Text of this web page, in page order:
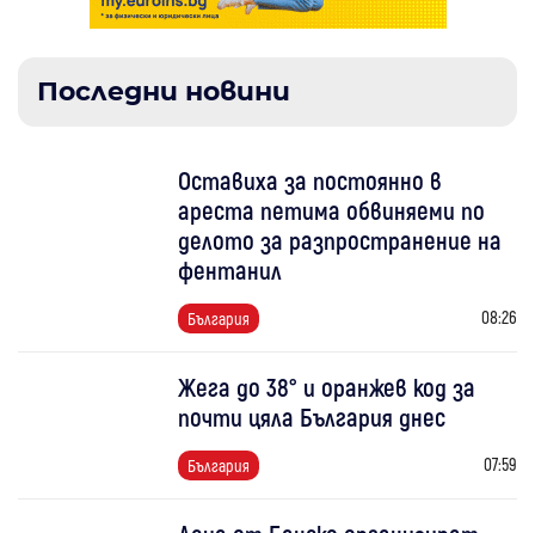
Последни новини
Оставиха за постоянно в
ареста петима обвиняеми по
делото за разпространение на
фентанил
България 08:26
Жега до 38° и оранжев код за
почти цяла България днес
България 07:59